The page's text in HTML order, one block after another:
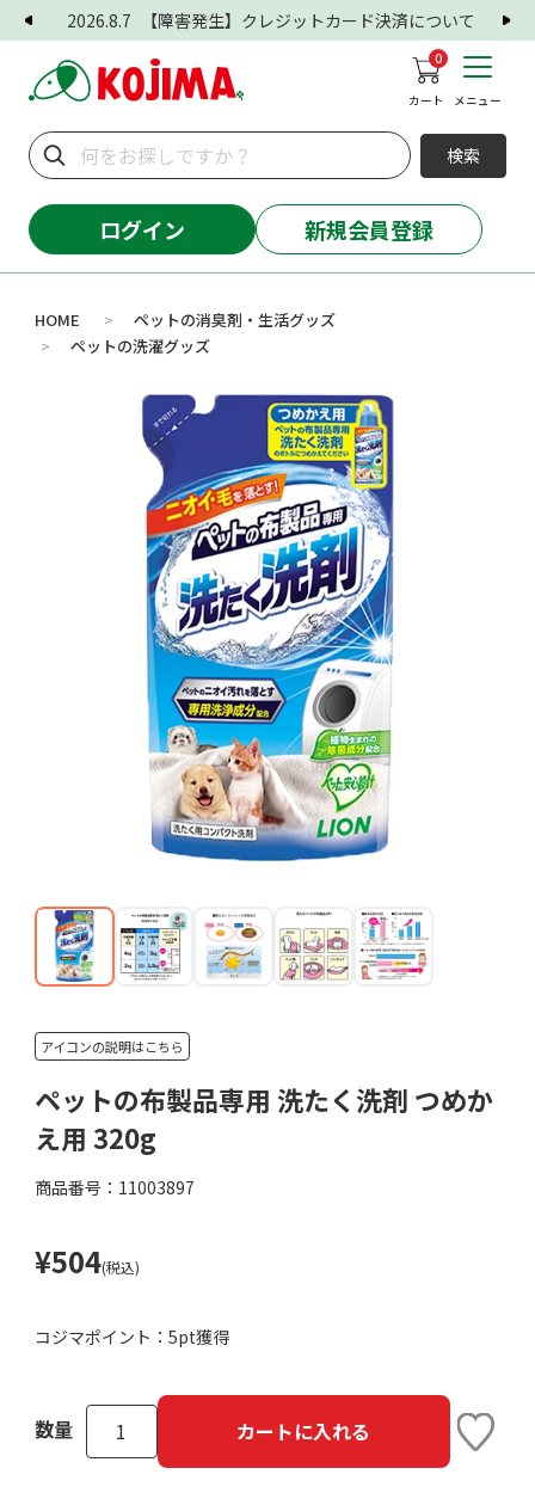
2026.8.7 【障害発生】クレジットカード決済について
0
カート メニュー
検索
ログイン 新規会員登録
HOME > ペットの消臭剤・生活グッズ
> ペットの洗濯グッズ
アイコンの説明はこちら
ペットの布製品専用 洗たく洗剤 つめか
え用 320g
商品番号：11003897
¥504(税込)
コジマポイント： 5pt獲得
数量 カートに入れる